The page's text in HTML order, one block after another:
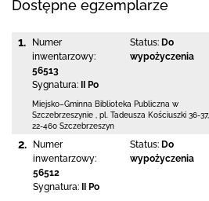
Dostępne egzemplarze
1.
Numer
inwentarzowy:
56513
Sygnatura:
II Po
Status: Do
wypożyczenia
Miejsko–Gminna Biblioteka Publiczna w
Szczebrzeszynie
pl. Tadeusza Kościuszki 36-37,
22-460 Szczebrzeszyn
2.
Numer
inwentarzowy:
56512
Sygnatura:
II Po
Status: Do
wypożyczenia